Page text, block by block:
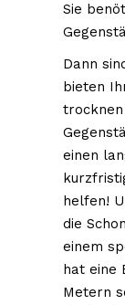
Sie
Dann
bieten
einen
helfen!
die
einem
hat eine
Metern
Copyright
Rechte